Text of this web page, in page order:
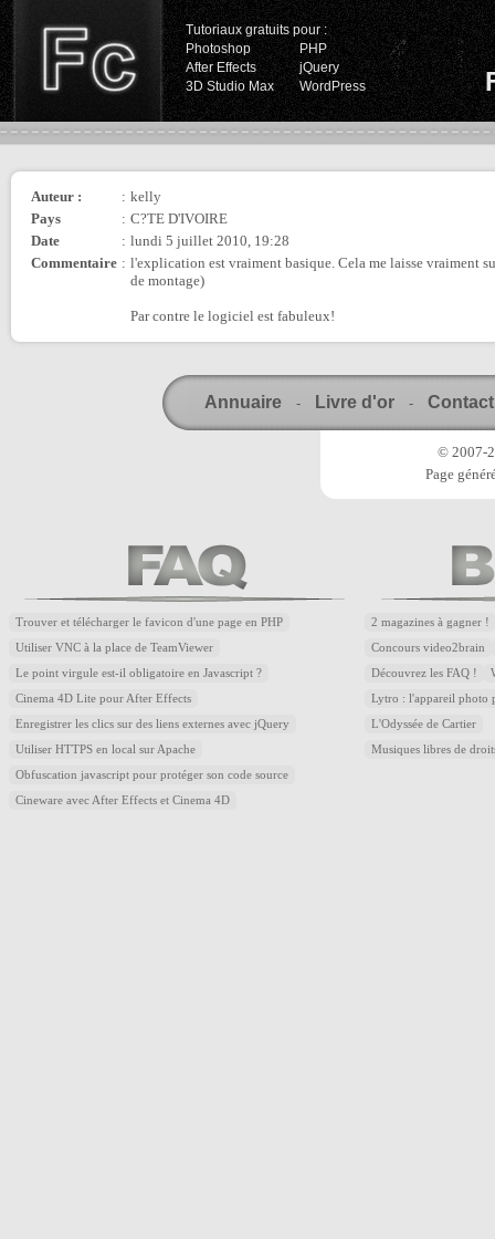
Tutoriaux gratuits pour :
Photoshop
PHP
After Effects
jQuery
3D Studio Max
WordPress
Auteur : : kelly
Pays
: C?TE D'IVOIRE
Date
: lundi 5 juillet 2010, 19:28
Commentaire : l'explication est vraiment basique. Cela me laisse vraiment
de montage)
Par contre le logiciel est fabuleux!
Annuaire - Livre d'or - Contact
© 2007-
Page
Trouver et télécharger le favicon d'une page en PHP
Utiliser VNC à la place de TeamViewer
Le point virgule est-il obligatoire en Javascript ?
Cinema 4D Lite pour After Effects
Enregistrer les clics sur des liens externes avec jQuery
Utiliser HTTPS en local sur Apache
Obfuscation javascript pour protéger son code source
Cineware avec After Effects et Cinema 4D
2 magazines à gagner !
Concours video2brain
Découvrez les FAQ !
Lytro : l'appareil photo
L'Odyssée de Cartier
Musiques libres de